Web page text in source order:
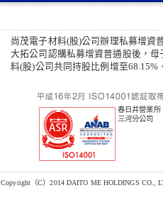
尚茂電子材料(股)公司辦理私募增資
大拓公司認購私募增資普通股後，母
料(股)公司共同持股比例增至68.15%
春日井營業所
三河分公司
Copyright（C）2014 DAITO ME HOLDINGS CO.,